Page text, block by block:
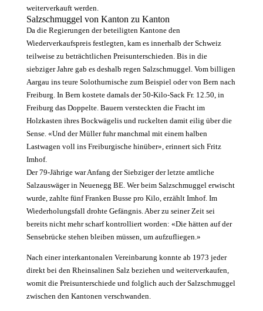
weiterverkauft werden.
Salzschmuggel von Kanton zu Kanton
Da die Regierungen der beteiligten Kan­tone den
Wiederverkaufspreis festlegten, kam es innerhalb der Schweiz
teilweise zu beträchtlichen Preisunterschieden. Bis in die
siebziger Jahre gab es deshalb regen Salzschmuggel. Vom billigen
Aargau ins teure Solothurnische zum Beispiel oder von Bern nach
Freiburg. In Bern kostete damals der 50-Kilo-Sack Fr. 12.50, in
Freiburg das Doppelte. Bauern versteckten die Fracht im
Holzkasten ihres Bockwägelis und ruckelten damit eilig über die
Sense. «Und der Müller fuhr manchmal mit einem ­halben
Lastwagen voll ins Freiburgische hinüber», erinnert sich Fritz
Imhof.
Der 79-Jährige war Anfang der Siebziger der letzte amtliche
Salzauswäger in Neuenegg BE. Wer beim Salzschmuggel erwischt
wurde, zahlte fünf Franken Busse pro Kilo, erzählt Imhof. Im
Wiederholungsfall drohte Gefängnis. Aber zu seiner Zeit sei
bereits nicht mehr scharf kontrolliert worden: «Die hätten auf der
Sensebrücke stehen bleiben müssen, um aufzufliegen.»
Nach einer interkantonalen Vereinbarung konnte ab 1973 jeder
direkt bei den Rheinsalinen Salz beziehen und weiterverkaufen,
womit die Preisunterschiede und folglich auch der Salzschmuggel
zwischen den Kantonen verschwanden.